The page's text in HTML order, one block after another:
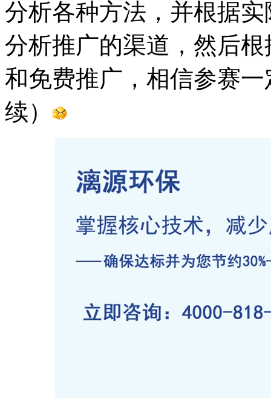
分析各种方法，并根据
分析推广的渠道，然后
和免费推广，相信参赛
续）